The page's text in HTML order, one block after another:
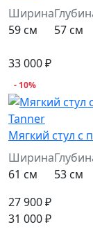
Ширина
59 см
57 см
33 000 ₽
- 10%
Мягкий стул с
Ширина
61 см
53 см
27 900 ₽
31 000 ₽